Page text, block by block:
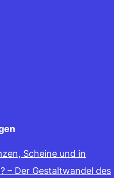
Scheine und in
– Der Gestaltwandel des